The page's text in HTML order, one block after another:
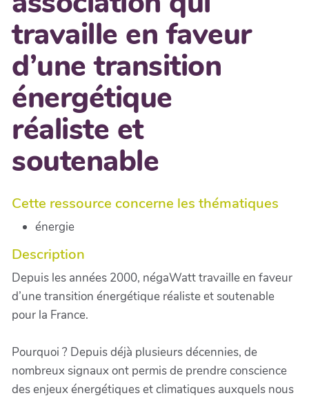
travaille en faveur
d’une transition
énergétique
réaliste et
soutenable
Cette ressource concerne les thématiques
énergie
Description
Depuis les années 2000, négaWatt travaille en faveur
d’une transition énergétique réaliste et soutenable
pour la France.
Pourquoi ? Depuis déjà plusieurs décennies, de
nombreux signaux ont permis de prendre conscience
des enjeux énergétiques et climatiques auxquels nous